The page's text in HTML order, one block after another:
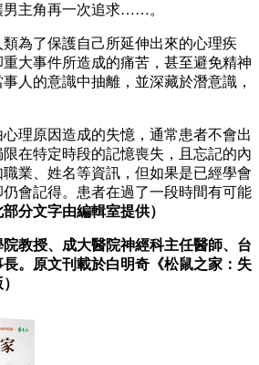
男主角再一次追求……。
為了保護自己所延伸出來的心理疾
大事件所造成的痛苦，甚至避免精神
人的意識中抽離，並深藏於潛意識，
理原因造成的失憶，通常患者不會出
在特定時段的記憶喪失，且忘記的內
業、姓名等資訊，但如果是已經學會
會記得。患者在過了一段時間有可能
部分文字由編輯室提供）
院教授、成大醫院神經科主任醫師、台
。原文刊載於白明奇《松鼠之家：失